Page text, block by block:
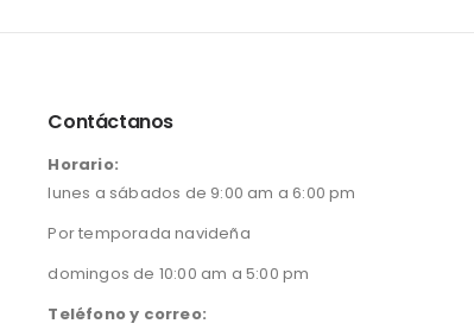
Contáctanos
Horario:
lunes a sábados de 9:00 am a 6:00 pm
Por temporada navideña
domingos de 10:00 am a 5:00 pm
Teléfono y correo: